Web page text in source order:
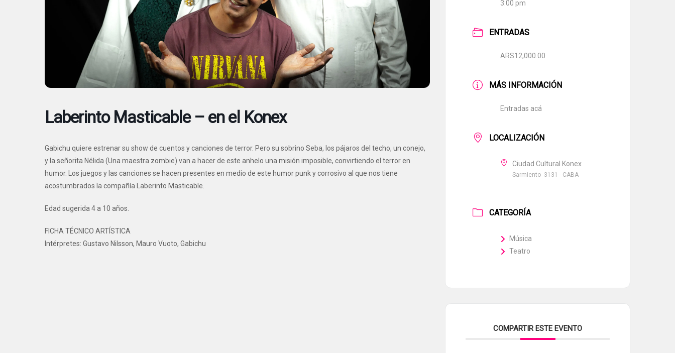
Laberinto Masticable – en el Konex
Gabichu quiere estrenar su show de cuentos y canciones de terror. Pero su sobrino Seba, los pájaros del techo, un conejo,
y la señorita Nélida (Una maestra zombie) van a hacer de este anhelo una misión imposible, convirtiendo el terror en
humor. Los juegos y las canciones se hacen presentes en medio de este humor punk y corrosivo al que nos tiene
acostumbrados la compañía Laberinto Masticable.
Edad sugerida 4 a 10 años.
FICHA TÉCNICO ARTÍSTICA
Intérpretes: Gustavo Nilsson, Mauro Vuoto, Gabichu
3:00 pm
ENTRADAS
ARS12,000.00
MÁS INFORMACIÓN
Entradas acá
LOCALIZACIÓN
Ciudad Cultural Konex
Sarmiento 3131 - CABA
CATEGORÍA
Música
Teatro
COMPARTIR ESTE EVENTO